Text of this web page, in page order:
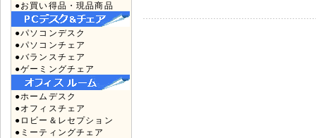
●お買い得品・現品商品
●パソコンデスク
●パソコンチェア
●バランスチェア
●ゲーミングチェア
●ホームデスク
●オフィスチェア
●ロビー＆レセプション
●ミーティングチェア